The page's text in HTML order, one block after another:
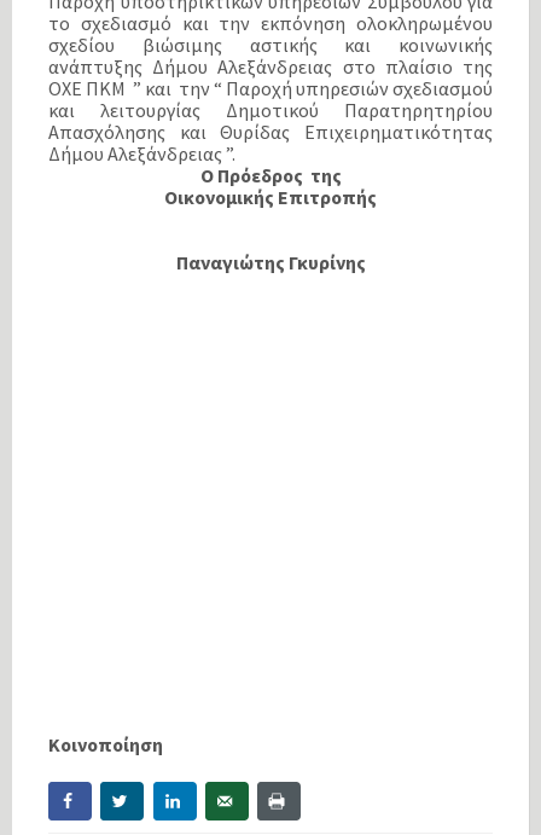
το σχεδιασμό και την εκπόνηση ολοκληρωμένου
σχεδίου βιώσιμης αστικής και κοινωνικής
ανάπτυξης Δήμου Αλεξάνδρειας στο πλαίσιο της
ΟΧΕ ΠΚΜ ” και την “ Παροχή υπηρεσιών σχεδιασμού
και λειτουργίας Δημοτικού Παρατηρητηρίου
Απασχόλησης και Θυρίδας Επιχειρηματικότητας
Δήμου Αλεξάνδρειας ”.
Ο Πρόεδρος της
Οικονομικής Επιτροπής
Παναγιώτης Γκυρίνης
Κοινοποίηση